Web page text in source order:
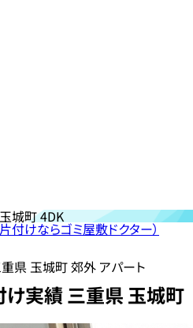
城町 4DK
付けならゴミ屋敷ドクター）
県 玉城町 郊外 アパート
実績 三重県 玉城町